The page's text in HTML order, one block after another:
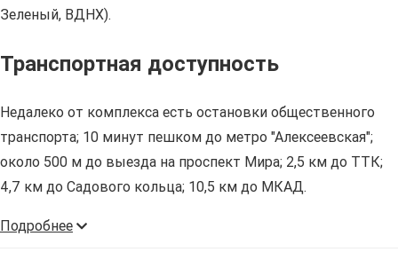
Зеленый, ВДНХ).
Транспортная доступность
Недалеко от комплекса есть остановки общественного
транспорта; 10 минут пешком до метро "Алексеевская";
около 500 м до выезда на проспект Мира; 2,5 км до ТТК;
4,7 км до Садового кольца; 10,5 км до МКАД.
Подробнее